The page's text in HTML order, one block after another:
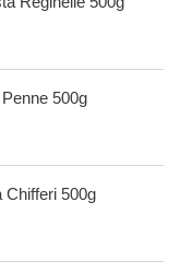
500g
Chifferi 500g